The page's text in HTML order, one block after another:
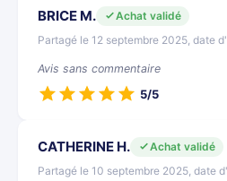
BRICE M.
Achat validé
Partagé le 12 septembre 2025, date
Avis sans commentaire
5/5
CATHERINE H.
Achat validé
Partagé le 10 septembre 2025, date